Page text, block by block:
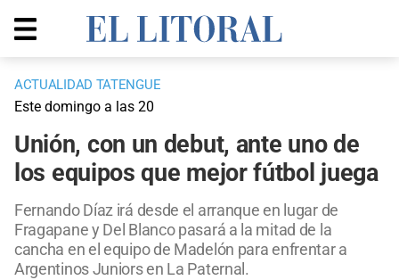
ACTUALIDAD TATENGUE
Este domingo a las 20
Unión, con un debut, ante uno de
los equipos que mejor fútbol juega
Fernando Díaz irá desde el arranque en lugar de
Fragapane y Del Blanco pasará a la mitad de la
cancha en el equipo de Madelón para enfrentar a
Argentinos Juniors en La Paternal.